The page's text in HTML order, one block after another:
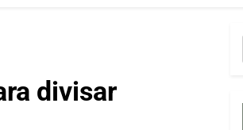
divisar